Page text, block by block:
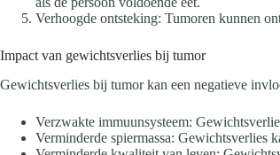
Verhoogde ontsteking: Tumoren kunnen
Impact van gewichtsverlies bij tumor
Gewichtsverlies bij tumor kan een negatieve
Verzwakte immuunsysteem:
Verminderde spiermassa: Gewichtsverlies